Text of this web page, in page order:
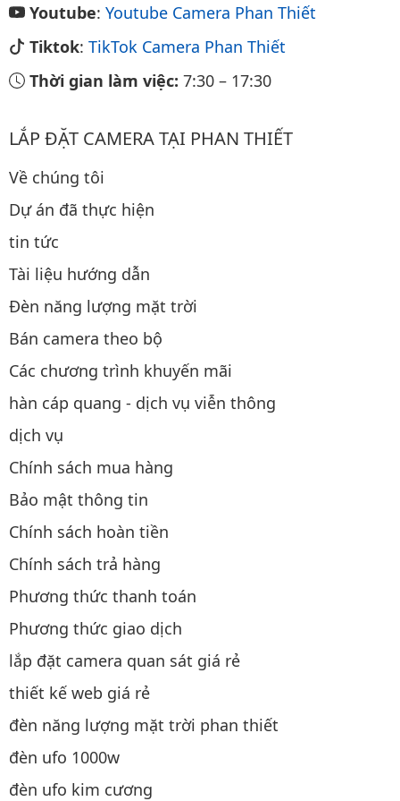
Youtube: Youtube Camera Phan Thiết
Tiktok: TikTok Camera Phan Thiết
Thời gian làm việc: 7:30 – 17:30
LẮP ĐẶT CAMERA TẠI PHAN THIẾT
Về chúng tôi
Dự án đã thực hiện
tin tức
Tài liệu hướng dẫn
Đèn năng lượng mặt trời
Bán camera theo bộ
Các chương trình khuyến mãi
hàn cáp quang - dịch vụ viễn thông
dịch vụ
Chính sách mua hàng
Bảo mật thông tin
Chính sách hoàn tiền
Chính sách trả hàng
Phương thức thanh toán
Phương thức giao dịch
lắp đặt camera quan sát giá rẻ
thiết kế web giá rẻ
đèn năng lượng mặt trời phan thiết
đèn ufo 1000w
đèn ufo kim cương